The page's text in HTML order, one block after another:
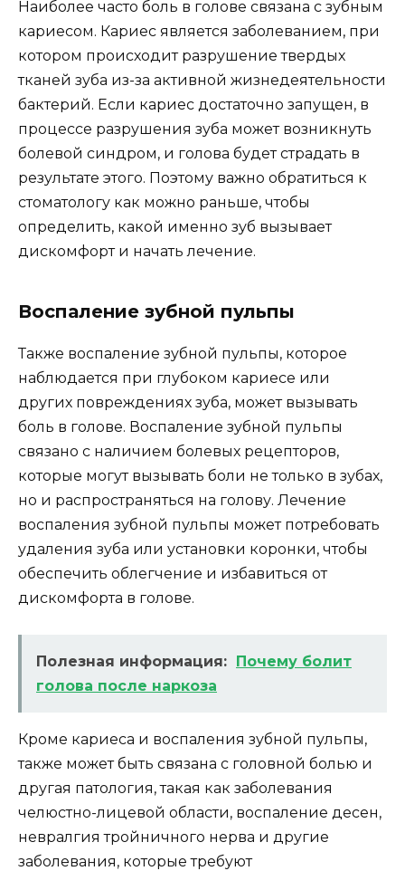
Наиболее часто боль в голове связана с зубным
кариесом. Кариес является заболеванием, при
котором происходит разрушение твердых
тканей зуба из-за активной жизнедеятельности
бактерий. Если кариес достаточно запущен, в
процессе разрушения зуба может возникнуть
болевой синдром, и голова будет страдать в
результате этого. Поэтому важно обратиться к
стоматологу как можно раньше, чтобы
определить, какой именно зуб вызывает
дискомфорт и начать лечение.
Воспаление зубной пульпы
Также воспаление зубной пульпы, которое
наблюдается при глубоком кариесе или
других повреждениях зуба, может вызывать
боль в голове. Воспаление зубной пульпы
связано с наличием болевых рецепторов,
которые могут вызывать боли не только в зубах,
но и распространяться на голову. Лечение
воспаления зубной пульпы может потребовать
удаления зуба или установки коронки, чтобы
обеспечить облегчение и избавиться от
дискомфорта в голове.
Полезная информация: Почему болит
голова после наркоза
Кроме кариеса и воспаления зубной пульпы,
также может быть связана с головной болью и
другая патология, такая как заболевания
челюстно-лицевой области, воспаление десен,
невралгия тройничного нерва и другие
заболевания, которые требуют